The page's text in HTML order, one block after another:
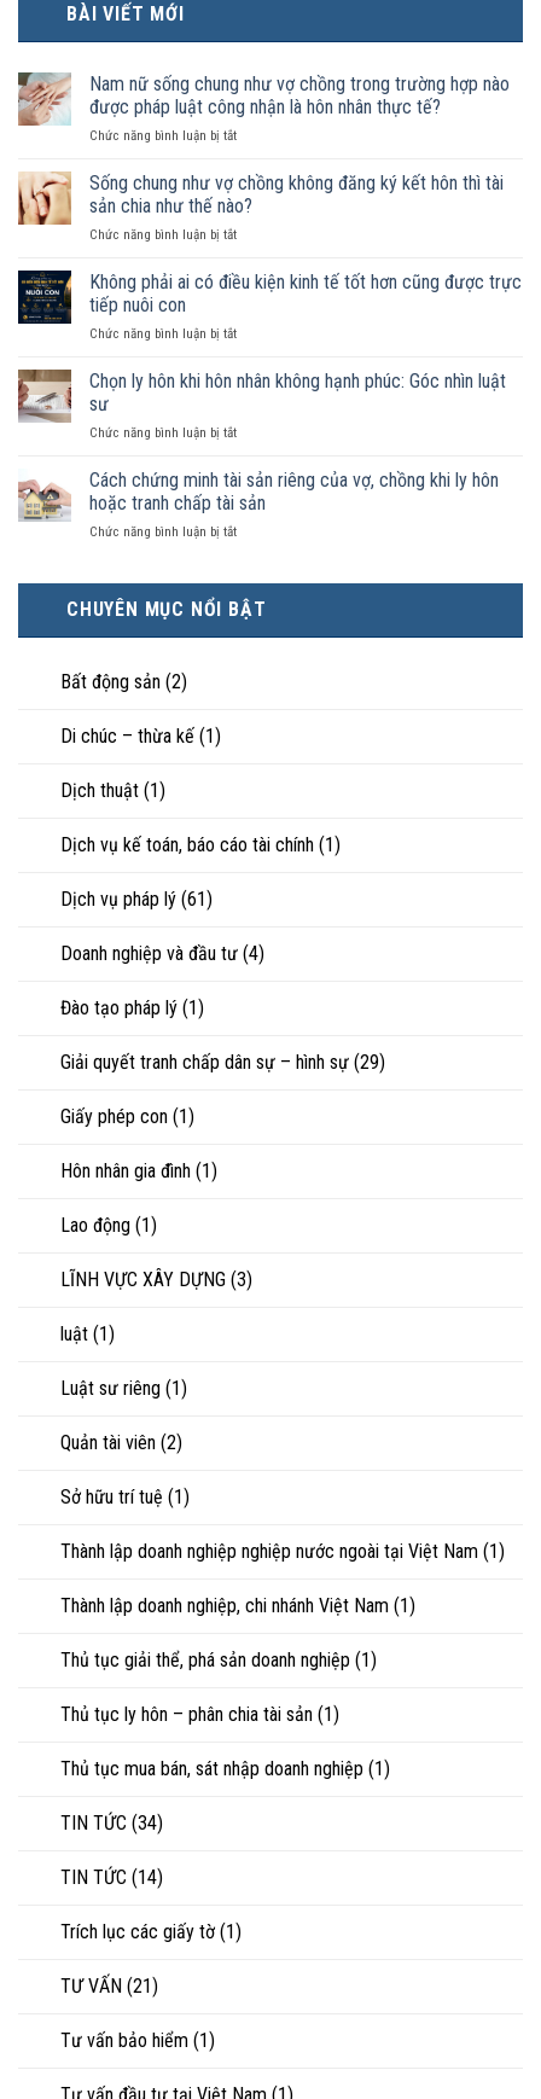
BÀI VIẾT MỚI
Nam nữ sống chung như vợ chồng trong trường hợp nào
được pháp luật công nhận là hôn nhân thực tế?
Chức năng bình luận bị tắtở
nữ
sống
chung
như
chồng
hợp
được
công
là
hôn
Sống chung như vợ chồng không đăng ký kết hôn thì tài
sản chia như thế nào?
Chức năng bình luận bị tắtở
chung
chồng
đăng
hôn
tài
sản
như
nào?
Không phải ai có điều kiện kinh tế tốt hơn cũng được trực
tiếp nuôi con
Chức năng bình luận bị tắtở
phải
điều
kinh
tế
hơn
trực
tiếp
nuôi
Chọn ly hôn khi hôn nhân không hạnh phúc: Góc nhìn luật
sư
Chức năng bình luận bị tắtở
ly
hôn
khi
hôn
hạnh
phúc:
Góc
Cách chứng minh tài sản riêng của vợ, chồng khi ly hôn
hoặc tranh chấp tài sản
Chức năng bình luận bị tắtở
tài
sản
chấp
CHUYÊN MỤC NỔI BẬT
Bất động sản (2)
Di chúc – thừa kế (1)
Dịch thuật (1)
Dịch vụ kế toán, báo cáo tài chính (1)
Dịch vụ pháp lý (61)
Doanh nghiệp và đầu tư (4)
Đào tạo pháp lý (1)
Giải quyết tranh chấp dân sự – hình sự (29)
Giấy phép con (1)
Hôn nhân gia đình (1)
Lao động (1)
LĨNH VỰC XÂY DỰNG (3)
luật (1)
Luật sư riêng (1)
Quản tài viên (2)
Sở hữu trí tuệ (1)
Thành lập doanh nghiệp nghiệp nước ngoài tại Việt Nam (1)
Thành lập doanh nghiệp, chi nhánh Việt Nam (1)
Thủ tục giải thể, phá sản doanh nghiệp (1)
Thủ tục ly hôn – phân chia tài sản (1)
Thủ tục mua bán, sát nhập doanh nghiệp (1)
TIN TỨC (34)
TIN TỨC (14)
Trích lục các giấy tờ (1)
TƯ VẤN (21)
Tư vấn bảo hiểm (1)